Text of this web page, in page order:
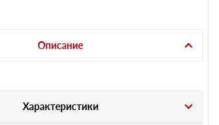
Описание
Характеристики